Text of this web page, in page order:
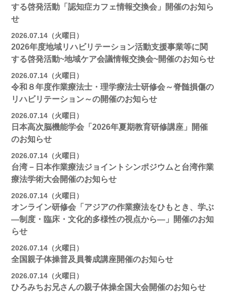
する啓発活動「認知症カフェ情報交換会」開催のお知ら
せ
2026.07.14（火曜日）
2026年度地域リハビリテーション活動支援事業等に関
する啓発活動~地域ケア会議情報交換会~開催のお知らせ
2026.07.14（火曜日）
令和８年度作業療法士・理学療法士研修会～脊髄損傷の
リハビリテーション～の開催のお知らせ
2026.07.14（火曜日）
日本高次脳機能学会「2026年夏期教育研修講座」開催
のお知らせ
2026.07.14（火曜日）
台湾－日本作業療法ジョイントシンポジウムと台湾作業
療法学術大会開催のお知らせ
2026.07.14（火曜日）
オンライン研修会「アジアの作業療法をひもとき、学ぶ
―制度・臨床・文化的多様性の視点から―」開催のお知
らせ
2026.07.14（火曜日）
全国親子体操普及員養成講座開催のお知らせ
2026.07.14（火曜日）
ひろみちお兄さんの親子体操全国大会開催のお知らせ